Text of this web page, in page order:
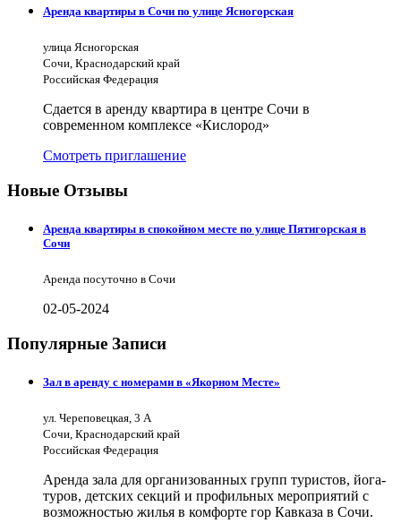
Аренда квартиры в Сочи по улице Ясногорская
улица Ясногорская
Сочи, Краснодарский край
Российская Федерация
Сдается в аренду квартира в центре Сочи в
современном комплексе «Кислород»
Смотреть приглашение
Новые Отзывы
Аренда квартиры в спокойном месте по улице Пятигорская в
Сочи
Аренда посуточно в Сочи
02-05-2024
Популярные Записи
Зал в аренду с номерами в «Якорном Месте»
ул. Череповецкая, 3 А
Сочи, Краснодарский край
Российская Федерация
Аренда зала для организованных групп туристов, йога-
туров, детских секций и профильных мероприятий с
возможностью жилья в комфорте гор Кавказа в Сочи.